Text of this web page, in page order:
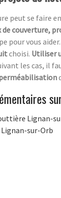
peut se faire
de couverture,
pour vous
choisi. Utiliser
les cas, il
Lignan-
sur-Orb